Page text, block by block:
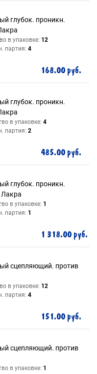
глубок. проникн.
в упаковке: 12
партия: 4
168.00 руб.
глубок. проникн.
в упаковке: 4
партия: 2
485.00 руб.
глубок. проникн.
Лакра
в упаковке: 1
партия: 1
1 318.00 руб.
сцепляющий. против
в упаковке: 12
партия: 4
151.00 руб.
сцепляющий. против
в упаковке: 1